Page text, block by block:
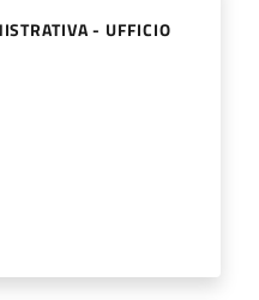
- UFFICIO